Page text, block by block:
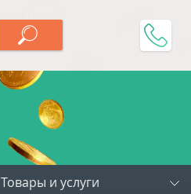
Товары и услуги